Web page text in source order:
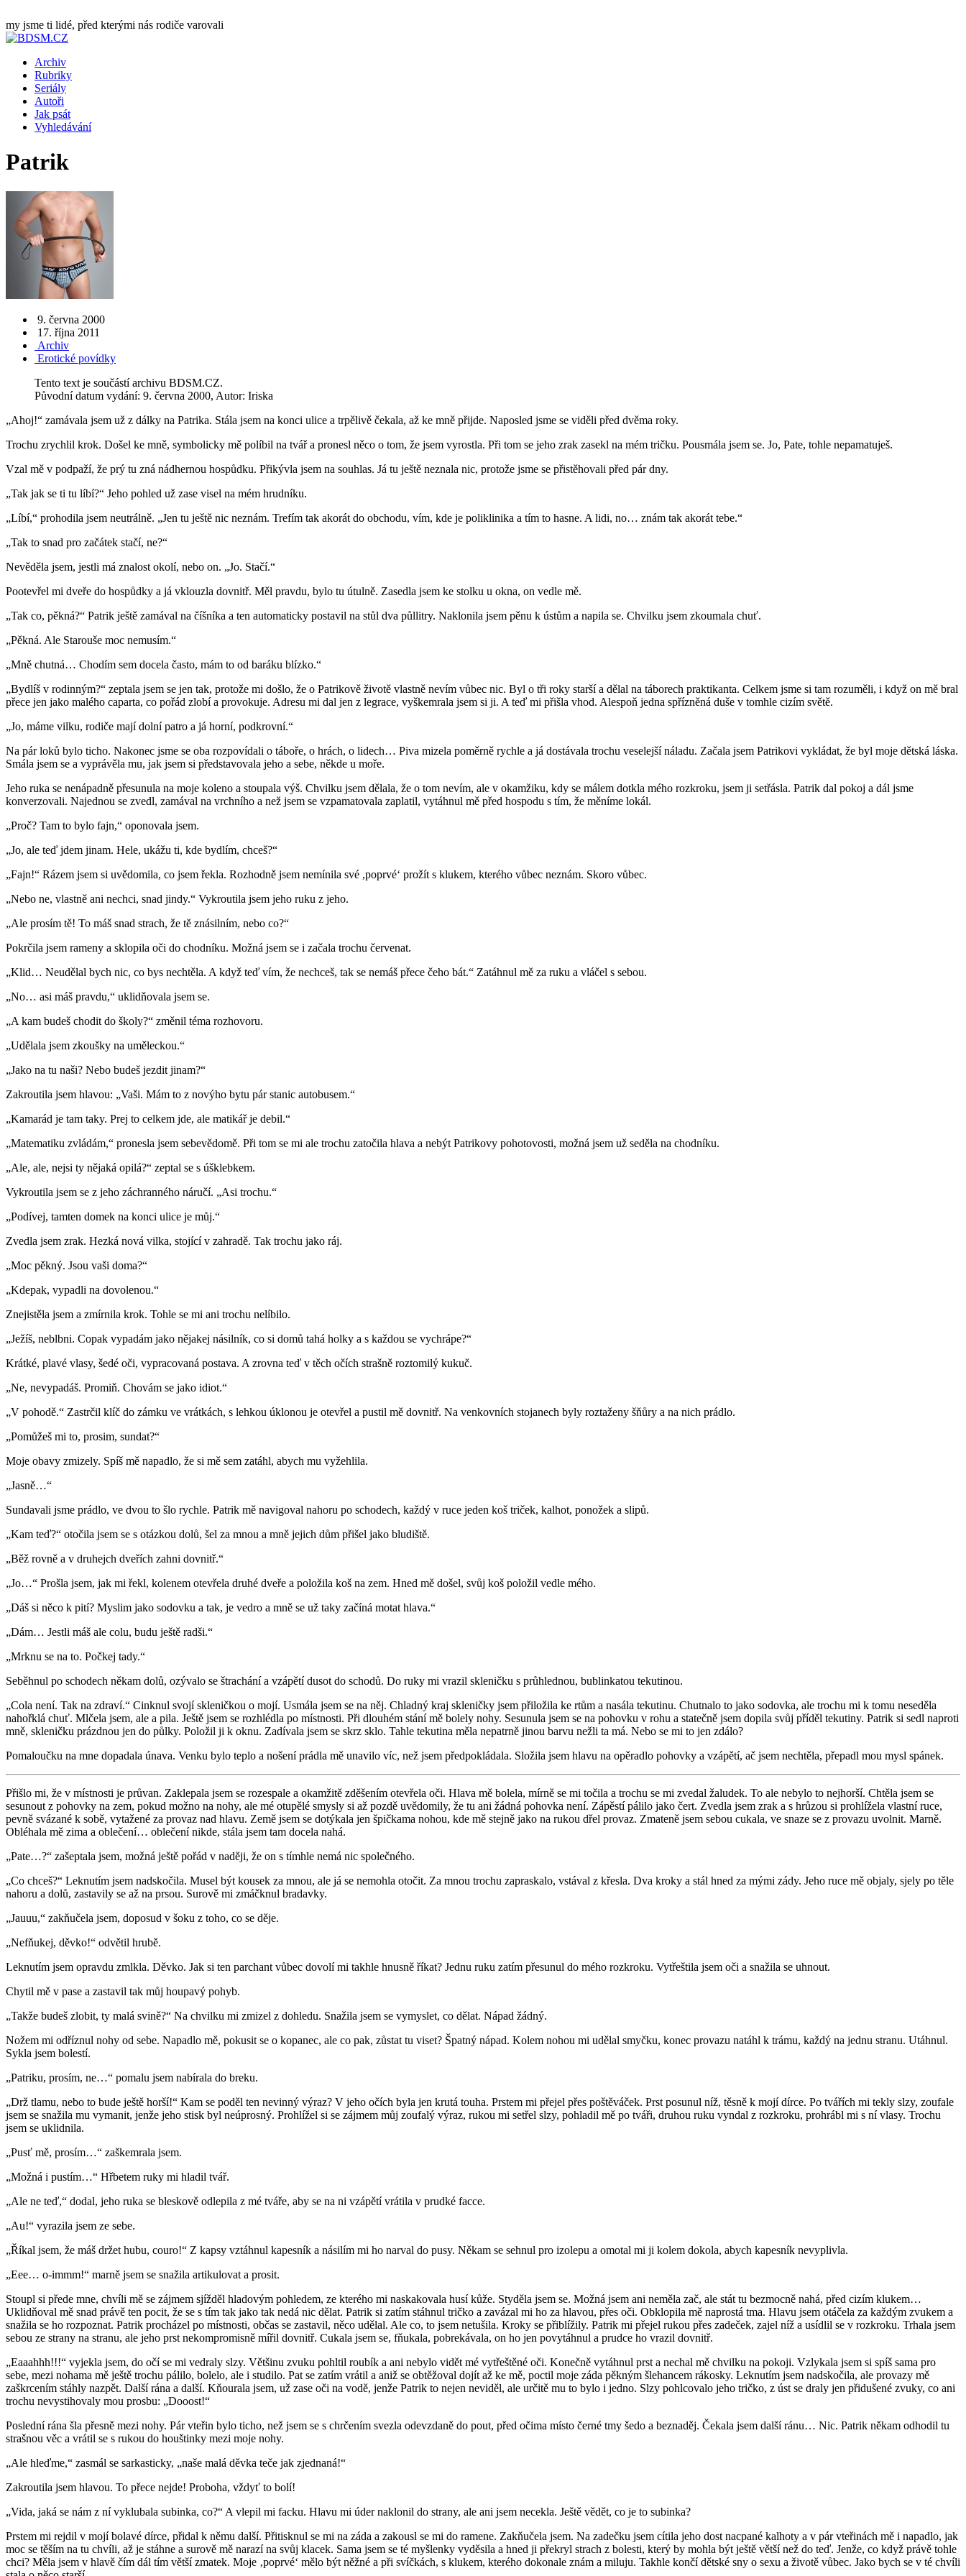
my jsme ti lidé, před kterými nás rodiče varovali
Archiv
Rubriky
Seriály
Autoři
Jak psát
Vyhledávání
Patrik
9. června 2000
17. října 2011
Archiv
Erotické povídky
Tento text je součástí archivu BDSM.CZ.
Původní datum vydání: 9. června 2000, Autor: Iriska
„Ahoj!“ zamávala jsem už z dálky na Patrika. Stála jsem na konci ulice a trpělivě čekala, až ke mně přijde. Naposled jsme se viděli před dvěma roky.
Trochu zrychlil krok. Došel ke mně, symbolicky mě políbil na tvář a pronesl něco o tom, že jsem vyrostla. Při tom se jeho zrak zasekl na mém tričku. Pousmála jsem se. Jo, Pate, tohle nepamatuješ.
Vzal mě v podpaží, že prý tu zná nádhernou hospůdku. Přikývla jsem na souhlas. Já tu ještě neznala nic, protože jsme se přistěhovali před pár dny.
„Tak jak se ti tu líbí?“ Jeho pohled už zase visel na mém hrudníku.
„Líbí,“ prohodila jsem neutrálně. „Jen tu ještě nic neznám. Trefím tak akorát do obchodu, vím, kde je poliklinika a tím to hasne. A lidi, no… znám tak akorát tebe.“
„Tak to snad pro začátek stačí, ne?“
Nevěděla jsem, jestli má znalost okolí, nebo on. „Jo. Stačí.“
Pootevřel mi dveře do hospůdky a já vklouzla dovnitř. Měl pravdu, bylo tu útulně. Zasedla jsem ke stolku u okna, on vedle mě.
„Tak co, pěkná?“ Patrik ještě zamával na číšníka a ten automaticky postavil na stůl dva půllitry. Naklonila jsem pěnu k ústům a napila se. Chvilku jsem zkoumala chuť.
„Pěkná. Ale Starouše moc nemusím.“
„Mně chutná… Chodím sem docela často, mám to od baráku blízko.“
„Bydlíš v rodinným?“ zeptala jsem se jen tak, protože mi došlo, že o Patrikově životě vlastně nevím vůbec nic. Byl o tři roky starší a dělal na táborech praktikanta. Celkem jsme si tam rozuměli, i když on mě bral
přece jen jako malého caparta, co pořád zlobí a provokuje. Adresu mi dal jen z legrace, vyškemrala jsem si ji. A teď mi přišla vhod. Alespoň jedna spřízněná duše v tomhle cizím světě.
„Jo, máme vilku, rodiče mají dolní patro a já horní, podkrovní.“
Na pár loků bylo ticho. Nakonec jsme se oba rozpovídali o táboře, o hrách, o lidech… Piva mizela poměrně rychle a já dostávala trochu veselejší náladu. Začala jsem Patrikovi vykládat, že byl moje dětská láska.
Smála jsem se a vyprávěla mu, jak jsem si představovala jeho a sebe, někde u moře.
Jeho ruka se nenápadně přesunula na moje koleno a stoupala výš. Chvilku jsem dělala, že o tom nevím, ale v okamžiku, kdy se málem dotkla mého rozkroku, jsem ji setřásla. Patrik dal pokoj a dál jsme
konverzovali. Najednou se zvedl, zamával na vrchního a než jsem se vzpamatovala zaplatil, vytáhnul mě před hospodu s tím, že měníme lokál.
„Proč? Tam to bylo fajn,“ oponovala jsem.
„Jo, ale teď jdem jinam. Hele, ukážu ti, kde bydlím, chceš?“
„Fajn!“ Rázem jsem si uvědomila, co jsem řekla. Rozhodně jsem nemínila své ,poprvé‘ prožít s klukem, kterého vůbec neznám. Skoro vůbec.
„Nebo ne, vlastně ani nechci, snad jindy.“ Vykroutila jsem jeho ruku z jeho.
„Ale prosím tě! To máš snad strach, že tě znásilním, nebo co?“
Pokrčila jsem rameny a sklopila oči do chodníku. Možná jsem se i začala trochu červenat.
„Klid… Neudělal bych nic, co bys nechtěla. A když teď vím, že nechceš, tak se nemáš přece čeho bát.“ Zatáhnul mě za ruku a vláčel s sebou.
„No… asi máš pravdu,“ uklidňovala jsem se.
„A kam budeš chodit do školy?“ změnil téma rozhovoru.
„Udělala jsem zkoušky na uměleckou.“
„Jako na tu naši? Nebo budeš jezdit jinam?“
Zakroutila jsem hlavou: „Vaši. Mám to z novýho bytu pár stanic autobusem.“
„Kamarád je tam taky. Prej to celkem jde, ale matikář je debil.“
„Matematiku zvládám,“ pronesla jsem sebevědomě. Při tom se mi ale trochu zatočila hlava a nebýt Patrikovy pohotovosti, možná jsem už seděla na chodníku.
„Ale, ale, nejsi ty nějaká opilá?“ zeptal se s úšklebkem.
Vykroutila jsem se z jeho záchranného náručí. „Asi trochu.“
„Podívej, tamten domek na konci ulice je můj.“
Zvedla jsem zrak. Hezká nová vilka, stojící v zahradě. Tak trochu jako ráj.
„Moc pěkný. Jsou vaši doma?“
„Kdepak, vypadli na dovolenou.“
Znejistěla jsem a zmírnila krok. Tohle se mi ani trochu nelíbilo.
„Ježíš, neblbni. Copak vypadám jako nějakej násilník, co si domů tahá holky a s každou se vychrápe?“
Krátké, plavé vlasy, šedé oči, vypracovaná postava. A zrovna teď v těch očích strašně roztomilý kukuč.
„Ne, nevypadáš. Promiň. Chovám se jako idiot.“
„V pohodě.“ Zastrčil klíč do zámku ve vrátkách, s lehkou úklonou je otevřel a pustil mě dovnitř. Na venkovních stojanech byly roztaženy šňůry a na nich prádlo.
„Pomůžeš mi to, prosim, sundat?“
Moje obavy zmizely. Spíš mě napadlo, že si mě sem zatáhl, abych mu vyžehlila.
„Jasně…“
Sundavali jsme prádlo, ve dvou to šlo rychle. Patrik mě navigoval nahoru po schodech, každý v ruce jeden koš triček, kalhot, ponožek a slipů.
„Kam teď?“ otočila jsem se s otázkou dolů, šel za mnou a mně jejich dům přišel jako bludiště.
„Běž rovně a v druhejch dveřích zahni dovnitř.“
„Jo…“ Prošla jsem, jak mi řekl, kolenem otevřela druhé dveře a položila koš na zem. Hned mě došel, svůj koš položil vedle mého.
„Dáš si něco k pití? Myslim jako sodovku a tak, je vedro a mně se už taky začíná motat hlava.“
„Dám… Jestli máš ale colu, budu ještě radši.“
„Mrknu se na to. Počkej tady.“
Seběhnul po schodech někam dolů, ozývalo se štrachání a vzápětí dusot do schodů. Do ruky mi vrazil skleničku s průhlednou, bublinkatou tekutinou.
„Cola není. Tak na zdraví.“ Cinknul svojí skleničkou o mojí. Usmála jsem se na něj. Chladný kraj skleničky jsem přiložila ke rtům a nasála tekutinu. Chutnalo to jako sodovka, ale trochu mi k tomu neseděla
nahořklá chuť. Mlčela jsem, ale a pila. Ještě jsem se rozhlédla po místnosti. Při dlouhém stání mě bolely nohy. Sesunula jsem se na pohovku v rohu a statečně jsem dopila svůj příděl tekutiny. Patrik si sedl naproti
mně, skleničku prázdnou jen do půlky. Položil ji k oknu. Zadívala jsem se skrz sklo. Tahle tekutina měla nepatrně jinou barvu nežli ta má. Nebo se mi to jen zdálo?
Pomaloučku na mne dopadala únava. Venku bylo teplo a nošení prádla mě unavilo víc, než jsem předpokládala. Složila jsem hlavu na opěradlo pohovky a vzápětí, ač jsem nechtěla, přepadl mou mysl spánek.
Přišlo mi, že v místnosti je průvan. Zaklepala jsem se rozespale a okamžitě zděšením otevřela oči. Hlava mě bolela, mírně se mi točila a trochu se mi zvedal žaludek. To ale nebylo to nejhorší. Chtěla jsem se
sesunout z pohovky na zem, pokud možno na nohy, ale mé otupělé smysly si až pozdě uvědomily, že tu ani žádná pohovka není. Zápěstí pálilo jako čert. Zvedla jsem zrak a s hrůzou si prohlížela vlastní ruce,
pevně svázané k sobě, vytažené za provaz nad hlavu. Země jsem se dotýkala jen špičkama nohou, kde mě stejně jako na rukou dřel provaz. Zmateně jsem sebou cukala, ve snaze se z provazu uvolnit. Marně.
Obléhala mě zima a oblečení… oblečení nikde, stála jsem tam docela nahá.
„Pate…?“ zašeptala jsem, možná ještě pořád v naději, že on s tímhle nemá nic společného.
„Co chceš?“ Leknutím jsem nadskočila. Musel být kousek za mnou, ale já se nemohla otočit. Za mnou trochu zapraskalo, vstával z křesla. Dva kroky a stál hned za mými zády. Jeho ruce mě objaly, sjely po těle
nahoru a dolů, zastavily se až na prsou. Surově mi zmáčknul bradavky.
„Jauuu,“ zakňučela jsem, doposud v šoku z toho, co se děje.
„Nefňukej, děvko!“ odvětil hrubě.
Leknutím jsem opravdu zmlkla. Děvko. Jak si ten parchant vůbec dovolí mi takhle hnusně říkat? Jednu ruku zatím přesunul do mého rozkroku. Vytřeštila jsem oči a snažila se uhnout.
Chytil mě v pase a zastavil tak můj houpavý pohyb.
„Takže budeš zlobit, ty malá svině?“ Na chvilku mi zmizel z dohledu. Snažila jsem se vymyslet, co dělat. Nápad žádný.
Nožem mi odříznul nohy od sebe. Napadlo mě, pokusit se o kopanec, ale co pak, zůstat tu viset? Špatný nápad. Kolem nohou mi udělal smyčku, konec provazu natáhl k trámu, každý na jednu stranu. Utáhnul.
Sykla jsem bolestí.
„Patriku, prosím, ne…“ pomalu jsem nabírala do breku.
„Drž tlamu, nebo to bude ještě horší!“ Kam se poděl ten nevinný výraz? V jeho očích byla jen krutá touha. Prstem mi přejel přes poštěváček. Prst posunul níž, těsně k mojí dírce. Po tvářích mi tekly slzy, zoufale
jsem se snažila mu vymanit, jenže jeho stisk byl neúprosný. Prohlížel si se zájmem můj zoufalý výraz, rukou mi setřel slzy, pohladil mě po tváři, druhou ruku vyndal z rozkroku, prohrábl mi s ní vlasy. Trochu
jsem se uklidnila.
„Pusť mě, prosím…“ zaškemrala jsem.
„Možná i pustím…“ Hřbetem ruky mi hladil tvář.
„Ale ne teď,“ dodal, jeho ruka se bleskově odlepila z mé tváře, aby se na ni vzápětí vrátila v prudké facce.
„Au!“ vyrazila jsem ze sebe.
„Říkal jsem, že máš držet hubu, couro!“ Z kapsy vztáhnul kapesník a násilím mi ho narval do pusy. Někam se sehnul pro izolepu a omotal mi ji kolem dokola, abych kapesník nevyplivla.
„Eee… o-immm!“ marně jsem se snažila artikulovat a prosit.
Stoupl si přede mne, chvíli mě se zájmem sjížděl hladovým pohledem, ze kterého mi naskakovala husí kůže. Styděla jsem se. Možná jsem ani neměla zač, ale stát tu bezmocně nahá, před cizím klukem…
Uklidňoval mě snad právě ten pocit, že se s tím tak jako tak nedá nic dělat. Patrik si zatím stáhnul tričko a zavázal mi ho za hlavou, přes oči. Obklopila mě naprostá tma. Hlavu jsem otáčela za každým zvukem a
snažila se ho rozpoznat. Patrik procházel po místnosti, občas se zastavil, něco udělal. Ale co, to jsem netušila. Kroky se přiblížily. Patrik mi přejel rukou přes zadeček, zajel níž a usídlil se v rozkroku. Trhala jsem
sebou ze strany na stranu, ale jeho prst nekompromisně mířil dovnitř. Cukala jsem se, fňukala, pobrekávala, on ho jen povytáhnul a prudce ho vrazil dovnitř.
„Eaaahhh!!!“ vyjekla jsem, do očí se mi vedraly slzy. Většinu zvuku pohltil roubík a ani nebylo vidět mé vytřeštěné oči. Konečně vytáhnul prst a nechal mě chvilku na pokoji. Vzlykala jsem si spíš sama pro
sebe, mezi nohama mě ještě trochu pálilo, bolelo, ale i studilo. Pat se zatím vrátil a aniž se obtěžoval dojít až ke mě, poctil moje záda pěkným šlehancem rákosky. Leknutím jsem nadskočila, ale provazy mě
zaškrcením stáhly nazpět. Další rána a další. Kňourala jsem, už zase oči na vodě, jenže Patrik to nejen neviděl, ale určitě mu to bylo i jedno. Slzy pohlcovalo jeho tričko, z úst se draly jen přidušené zvuky, co ani
trochu nevystihovaly mou prosbu: „Dooost!“
Poslední rána šla přesně mezi nohy. Pár vteřin bylo ticho, než jsem se s chrčením svezla odevzdaně do pout, před očima místo černé tmy šedo a beznaděj. Čekala jsem další ránu… Nic. Patrik někam odhodil tu
strašnou věc a vrátil se s rukou do houštinky mezi moje nohy.
„Ale hleďme,“ zasmál se sarkasticky, „naše malá děvka teče jak zjednaná!“
Zakroutila jsem hlavou. To přece nejde! Proboha, vždyť to bolí!
„Vida, jaká se nám z ní vyklubala subinka, co?“ A vlepil mi facku. Hlavu mi úder naklonil do strany, ale ani jsem necekla. Ještě vědět, co je to subinka?
Prstem mi rejdil v mojí bolavé dírce, přidal k němu další. Přitisknul se mi na záda a zakousl se mi do ramene. Zakňučela jsem. Na zadečku jsem cítila jeho dost nacpané kalhoty a v pár vteřinách mě i napadlo, jak
moc se těším na tu chvíli, až je stáhne a surově mě narazí na svůj klacek. Sama jsem se té myšlenky vyděsila a hned ji překryl strach z bolesti, který by mohla být ještě větší než do teď. Jenže, co když právě tohle
chci? Měla jsem v hlavě čím dál tím větší zmatek. Moje ‚poprvé‘ mělo být něžné a při svíčkách, s klukem, kterého dokonale znám a miluju. Takhle končí dětské sny o sexu a životě vůbec. Jako bych se v té chvíli